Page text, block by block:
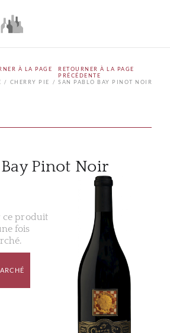
RETOURNER À LA PAGE
PRÉCÉDENTE
CHERRY PIE
SAN PABLO BAY PINOT NOIR
Pinot Noir
ce produit
fois